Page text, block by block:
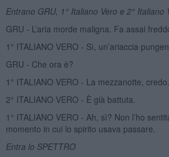
Entrano GRU, 1° Italiano Vero e 2° Italiano
GRU - L’aria morde maligna. Fa assai
1° ITALIANO VERO - Sì, un’ariaccia
GRU - Che ora è?
1° ITALIANO VERO - La mezzanotte, credo.
2° ITALIANO VERO - È già battuta.
1° ITALIANO VERO - Ah, sì? Non l’ho
momento in cui lo spirito usava passare.
Entra lo SPETTRO